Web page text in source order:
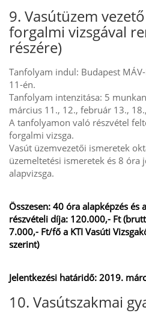
9. Vasútüzem
forgalmi vizsgával
részére)
Tanfolyam indul: Budapest
11-én.
Tanfolyam intenzitása: 5
március 11., 12., február 13.,
A tanfolyamon való részvétel
forgalmi vizsga.
Vasút üzemvezetői ismeretek
üzemeltetési ismeretek és 8 óra
alapvizsga.
Összesen: 40 óra alapképzés és
részvételi díja: 120.000,- Ft
7.000,- Ft/fő a KTI Vasúti
szerint)
Jelentkezési határidő: 2019.
10. Vasútszakmai